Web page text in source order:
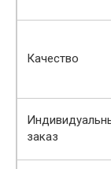
Качество
заказ